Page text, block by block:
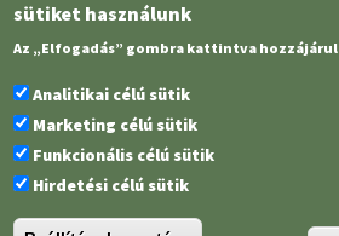
Pécsi Tudományegyetem | Kancellária |
sütiket használunk
Az „Elfogadás” gombra kattintva
Analitikai célú sütik
Marketing célú sütik
Funkcionális célú sütik
Hirdetési célú sütik